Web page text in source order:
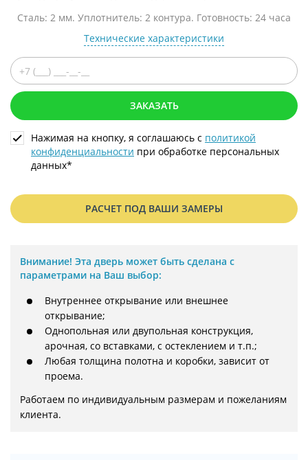
Сталь: 2 мм. Уплотнитель: 2 контура. Готовность: 24 часа
Технические характеристики
ЗАКАЗАТЬ
Нажимая на кнопку, я соглашаюсь с политикой
конфиденциальности при обработке персональных
данных*
РАСЧЕТ ПОД ВАШИ ЗАМЕРЫ
Внимание! Эта дверь может быть сделана с
параметрами на Ваш выбор:
Внутреннее открывание или внешнее
открывание;
Однопольная или двупольная конструкция,
арочная, со вставками, с остеклением и т.п.;
Любая толщина полотна и коробки, зависит от
проема.
Работаем по индивидуальным размерам и пожеланиям
клиента.